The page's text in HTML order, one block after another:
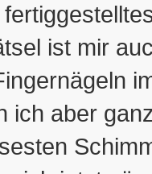
ist mir
ich aber